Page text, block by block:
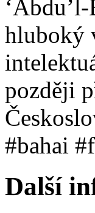
hluboký
později
#bahai
Další